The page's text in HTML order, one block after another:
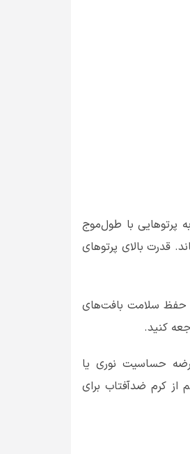
پرتوهایی با طول‌موج
قدرت بالای پرتوهای
و حفظ سلامت بافت‌های
کنید.
حساسیت نوری یا
از کرم ضدآفتاب برای